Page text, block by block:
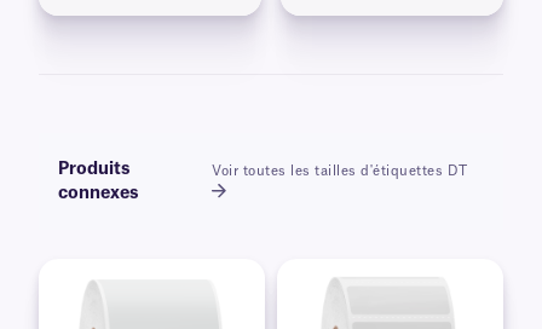
Produits
connexes
Voir toutes les tailles d'étiquettes DT